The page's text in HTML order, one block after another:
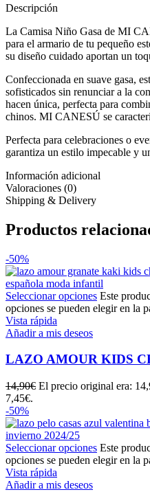
Descripción
La Camisa Niño Gasa de MI
para el armario de tu pequeño
su diseño cuidado aportan un
Confeccionada en suave gasa,
sofisticados sin renunciar a la
hacen única, perfecta para
chinos. MI CANESÚ se
Perfecta para celebraciones o
garantiza un estilo impecable y
Información adicional
Valoraciones (0)
Shipping & Delivery
Productos
-50%
Seleccionar opciones Este
opciones se pueden elegir en la
Vista rápida
Añadir a mis deseos
LAZO AMOUR KIDS
14,90€ El precio original era:
7,45€.
-50%
Seleccionar opciones Este
opciones se pueden elegir en la
Vista rápida
Añadir a mis deseos